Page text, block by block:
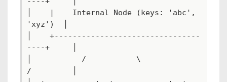
│    |    Internal Node (keys: 'abc',
'xyz')  │
│    +--------------------------------
----+     │
│           /           \
/         │